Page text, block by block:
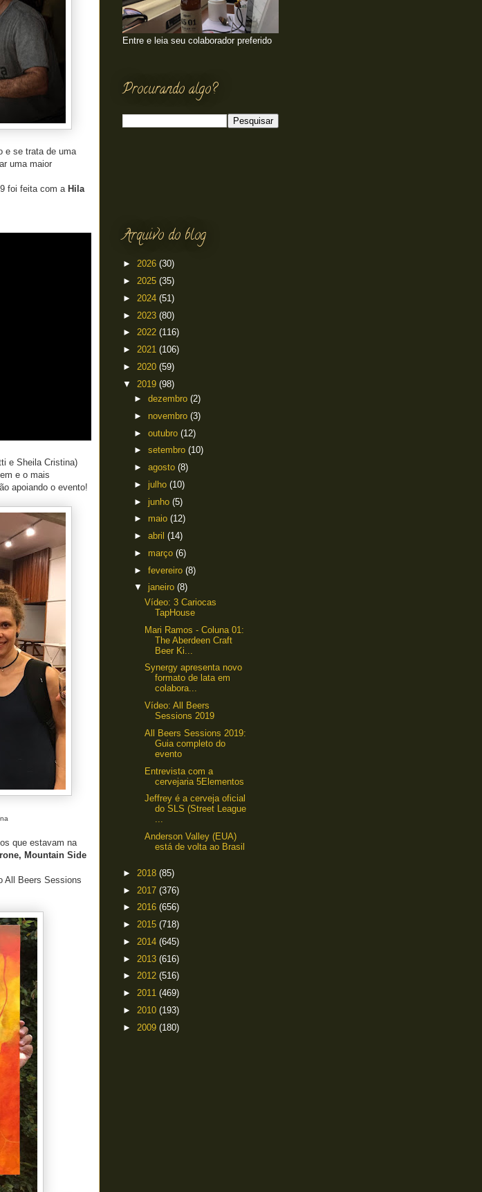
e se trata de uma
uma maior
foi feita com a Hila
e Sheila Cristina)
e o mais
apoiando o evento!
que estavam na
Mountain Side
All Beers Sessions
Entre e leia seu colaborador preferido
Procurando algo?
Arquivo do blog
► 2026 (30)
► 2025 (35)
► 2024 (51)
► 2023 (80)
► 2022 (116)
► 2021 (106)
► 2020 (59)
▼ 2019 (98)
► dezembro (2)
► novembro (3)
► outubro (12)
► setembro (10)
► agosto (8)
► julho (10)
► junho (5)
► maio (12)
► abril (14)
► março (6)
► fevereiro (8)
▼ janeiro (8)
Vídeo: 3 Cariocas
TapHouse
Mari Ramos - Coluna 01:
The Aberdeen Craft
Beer Ki...
Synergy apresenta novo
formato de lata em
colabora...
Vídeo: All Beers
Sessions 2019
All Beers Sessions 2019:
Guia completo do
evento
Entrevista com a
cervejaria 5Elementos
Jeffrey é a cerveja oficial
do SLS (Street League
...
Anderson Valley (EUA)
está de volta ao Brasil
► 2018 (85)
► 2017 (376)
► 2016 (656)
► 2015 (718)
► 2014 (645)
► 2013 (616)
► 2012 (516)
► 2011 (469)
► 2010 (193)
► 2009 (180)